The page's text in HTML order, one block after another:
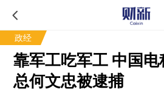
政经
靠军工吃军工 中国电
总何文忠被逮捕